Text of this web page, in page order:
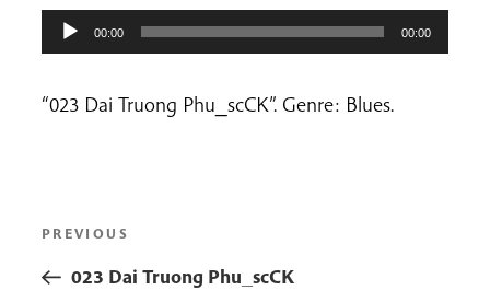
00:00 00:00
“023 Dai Truong Phu_scCK”. Genre: Blues.
Previous
Post
PREVIOUS
023 Dai Truong Phu_scCK